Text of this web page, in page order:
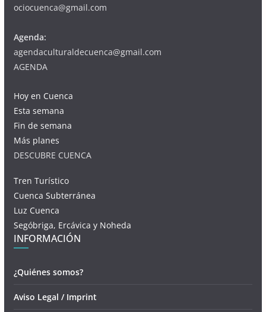
ociocuenca@gmail.com
Agenda:
agendaculturaldecuenca@gmail.com
AGENDA
Hoy en Cuenca
Esta semana
Fin de semana
Más planes
DESCUBRE CUENCA
Tren Turístico
Cuenca Subterránea
Luz Cuenca
Segóbriga, Ercávica y Noheda
INFORMACIÓN
¿Quiénes somos?
Aviso Legal / Imprint